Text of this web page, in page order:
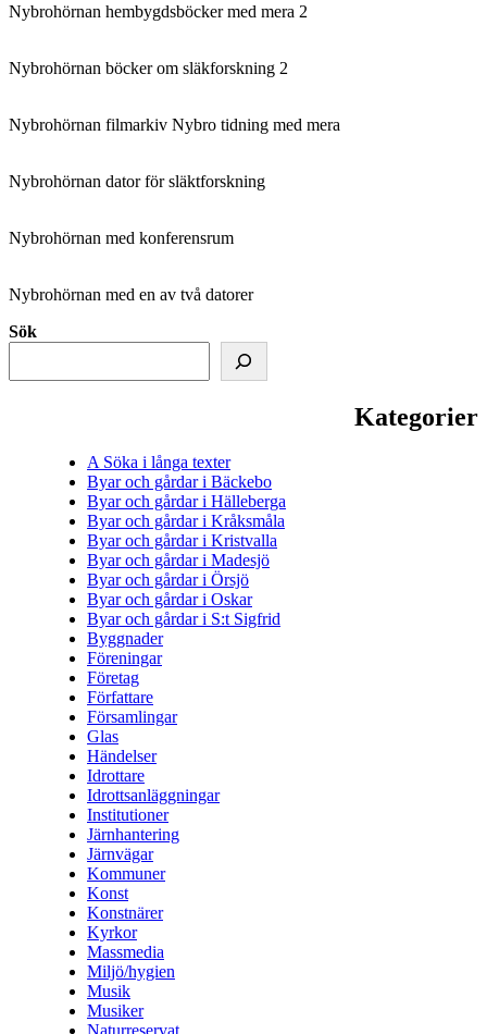
Nybrohörnan hembygdsböcker med mera 2
Nybrohörnan böcker om släkforskning 2
Nybrohörnan filmarkiv Nybro tidning med mera
Nybrohörnan dator för släktforskning
Nybrohörnan med konferensrum
Nybrohörnan med en av två datorer
Sök
Kategorier
A Söka i långa texter
Byar och gårdar i Bäckebo
Byar och gårdar i Hälleberga
Byar och gårdar i Kråksmåla
Byar och gårdar i Kristvalla
Byar och gårdar i Madesjö
Byar och gårdar i Örsjö
Byar och gårdar i Oskar
Byar och gårdar i S:t Sigfrid
Byggnader
Föreningar
Företag
Författare
Församlingar
Glas
Händelser
Idrottare
Idrottsanläggningar
Institutioner
Järnhantering
Järnvägar
Kommuner
Konst
Konstnärer
Kyrkor
Massmedia
Miljö/hygien
Musik
Musiker